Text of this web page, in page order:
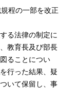
程の一部を改正
る法律の制定に
教育長及び部長
ることについ
行った結果、疑
いて保留し、事